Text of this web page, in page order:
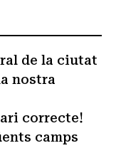
de la ciutat
nostra
correcte!
camps